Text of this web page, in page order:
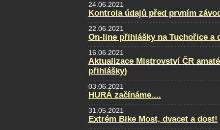
24.06.2021
Kontrola údajů před prvním
22.06.2021
On-line přihlášky na Tuchořice a
16.06.2021
Aktualizace Mistrovství ČR
přihlášky)
03.06.2021
HURÁ začínáme....
31.05.2021
Extrém Bike Most, dvacet a dost!